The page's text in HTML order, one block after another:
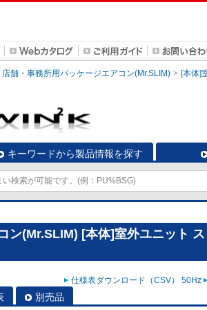
店舗・事務所用パッケージエアコン(Mr.SLIM) [本体]
キーワードから製品情報を探す
ン(Mr.SLIM) [本体]室外ユニット
仕様表ダウンロード（CSV） 50Hz
別売品